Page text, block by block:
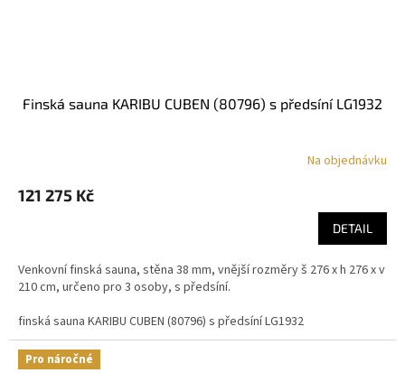
finská sauna KARIBU CUBEN (80796) s předsíní LG1932
Na objednávku
121 275 Kč
DETAIL
Venkovní finská sauna, stěna 38 mm, vnější rozměry š 276 x h 276 x v
210 cm, určeno pro 3 osoby, s předsíní.
finská sauna KARIBU CUBEN (80796) s předsíní LG1932
Pro náročné